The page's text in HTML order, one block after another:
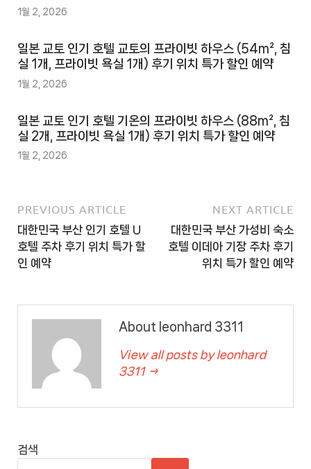
1월 2, 2026
일본 교토 인기 호텔 교토의 프라이빗 하우스 (54m², 침
실 1개, 프라이빗 욕실 1개) 후기 위치 특가 할인 예약
1월 2, 2026
일본 교토 인기 호텔 기온의 프라이빗 하우스 (88m², 침
실 2개, 프라이빗 욕실 1개) 후기 위치 특가 할인 예약
1월 2, 2026
PREVIOUS ARTICLE
대한민국 부산 인기 호텔 U
호텔 주차 후기 위치 특가 할
인 예약
NEXT ARTICLE
대한민국 부산 가성비 숙소
호텔 이데아 기장 주차 후기
위치 특가 할인 예약
About leonhard 3311
View all posts by leonhard
3311 →
검색